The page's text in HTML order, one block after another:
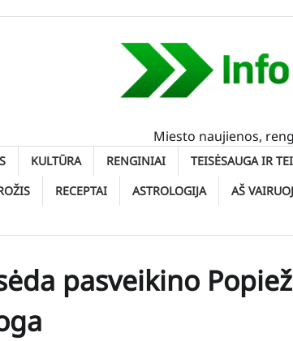
Miesto naujienos,
KULTŪRA RENGINIAI TEISĖSAUGA IR
RECEPTAI ASTROLOGIJA AŠ
pasveikino